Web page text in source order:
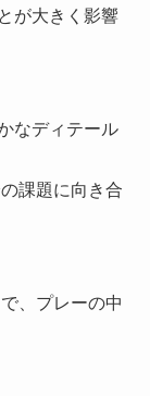
が大きく影響
なディテール
課題に向き合
、プレーの中